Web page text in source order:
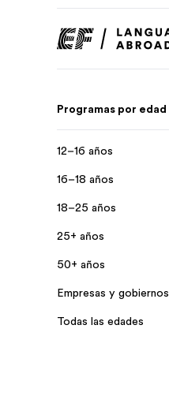
Programas por edad
12–16 años
16–18 años
18–25 años
25+ años
50+ años
Empresas y gobiernos
Todas las edades